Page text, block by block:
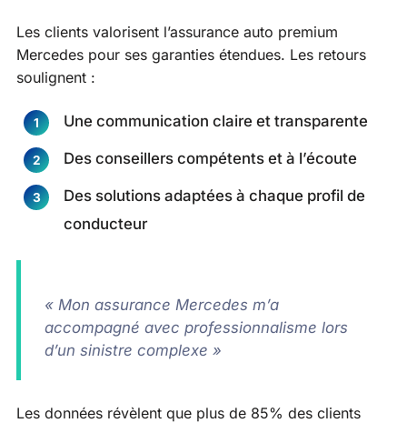
Les clients valorisent l’assurance auto premium
Mercedes pour ses garanties étendues. Les retours
soulignent :
Une communication claire et transparente
Des conseillers compétents et à l’écoute
Des solutions adaptées à chaque profil de
conducteur
« Mon assurance Mercedes m’a
accompagné avec professionnalisme lors
d’un sinistre complexe »
Les données révèlent que plus de 85% des clients